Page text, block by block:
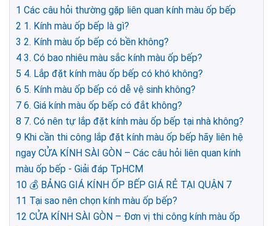
1 Các câu hỏi thường gặp liên quan kính màu ốp bếp
2 1. Kính màu ốp bếp là gì?
3 2. Kính màu ốp bếp có bền không?
4 3. Có bao nhiêu màu sắc kính màu ốp bếp?
5 4. Lắp đặt kính màu ốp bếp có khó không?
6 5. Kính màu ốp bếp có dễ vệ sinh không?
7 6. Giá kính màu ốp bếp có đắt không?
8 7. Có nên tự lắp đặt kính màu ốp bếp tại nhà không?
9 Khi cần thi công lắp đặt kính màu ốp bếp hãy liên hệ
ngay CỬA KÍNH SÀI GÒN – Các câu hỏi liên quan kính
màu ốp bếp - Giải đáp TpHCM
10 💰 BẢNG GIÁ KÍNH ỐP BẾP GIÁ RẺ TẠI QUẬN 7
11 Tại sao nên chọn kính màu ốp bếp?
12 CỬA KÍNH SÀI GÒN – Đơn vị thi công kính màu ốp